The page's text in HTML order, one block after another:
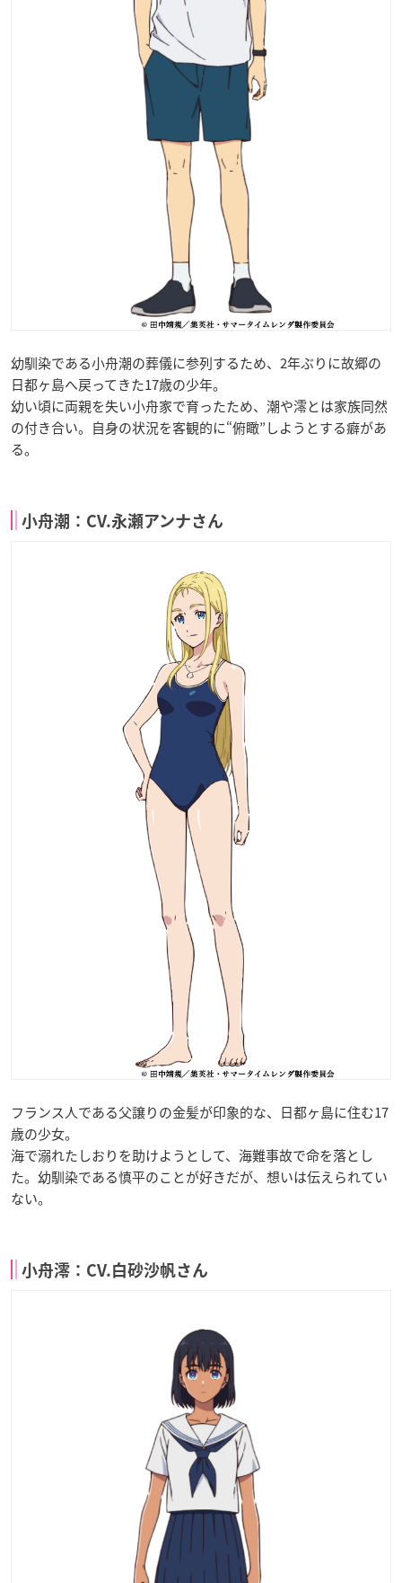
幼馴染である小舟潮の葬儀に参列するため、2年ぶりに故郷の
日都ヶ島へ戻ってきた17歳の少年。
幼い頃に両親を失い小舟家で育ったため、潮や澪とは家族同然
の付き合い。自身の状況を客観的に“俯瞰”しようとする癖があ
る。
小舟潮：CV.永瀬アンナさん
フランス人である父譲りの金髪が印象的な、日都ヶ島に住む17
歳の少女。
海で溺れたしおりを助けようとして、海難事故で命を落とし
た。幼馴染である慎平のことが好きだが、想いは伝えられてい
ない。
小舟澪：CV.白砂沙帆さん